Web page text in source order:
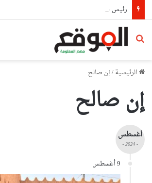
بحث عن
الرئيسية/إن صالح
إن صالح
أغسطس
- 2024 -
9 أغسطس